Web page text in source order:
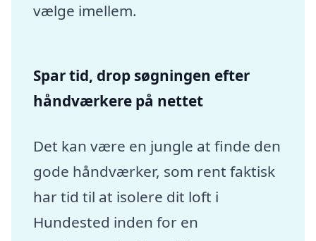
vælge imellem.
Spar tid, drop søgningen efter
håndværkere på nettet
Det kan være en jungle at finde den
gode håndværker, som rent faktisk
har tid til at isolere dit loft i
Hundested inden for en